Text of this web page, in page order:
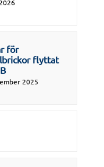
för
flyttat
2025